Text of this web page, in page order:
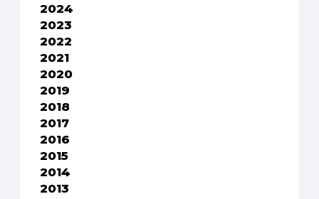
2024
2023
2022
2021
2020
2019
2018
2017
2016
2015
2014
2013